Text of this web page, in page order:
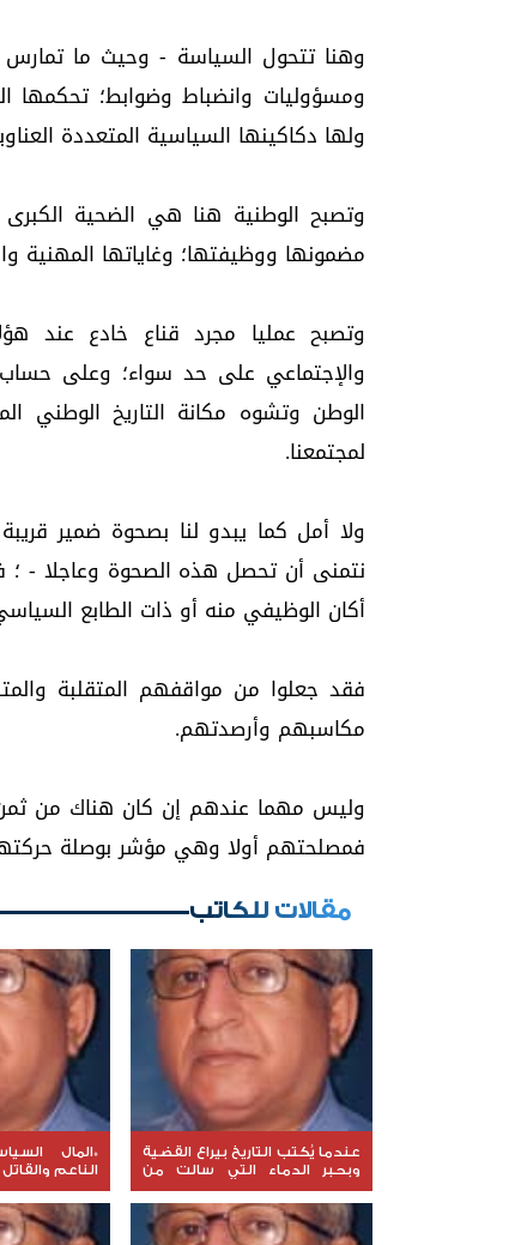
وهنا تتحول السياسة - وحيث ما
ومسؤوليات وانضباط وضوابط؛ تحكمها
ولها دكاكينها السياسية المتعددة
وتصبح الوطنية هنا هي الضحية
مضمونها ووظيفتها؛ وغاياتها المهنية
وتصبح عمليا مجرد قناع خادع عند
والإجتماعي على حد سواء؛ وعلى
الوطن وتشوه مكانة التاريخ الوطني
لمجتمعنا.
ولا أمل كما يبدو لنا بصحوة ضمير
نتمنى أن تحصل هذه الصحوة وعاجلا - ؛
أكان الوظيفي منه أو ذات الطابع
فقد جعلوا من مواقفهم المتقلبة
مكاسبهم وأرصدتهم.
وليس مهما عندهم إن كان هناك من
فمصلحتهم أولا وهي مؤشر بوصلة
مقالات للكاتب
عندما يُكتب التاريخ بيراع القضية
وبحبر الدماء التي سالت من
*المال
الناعم